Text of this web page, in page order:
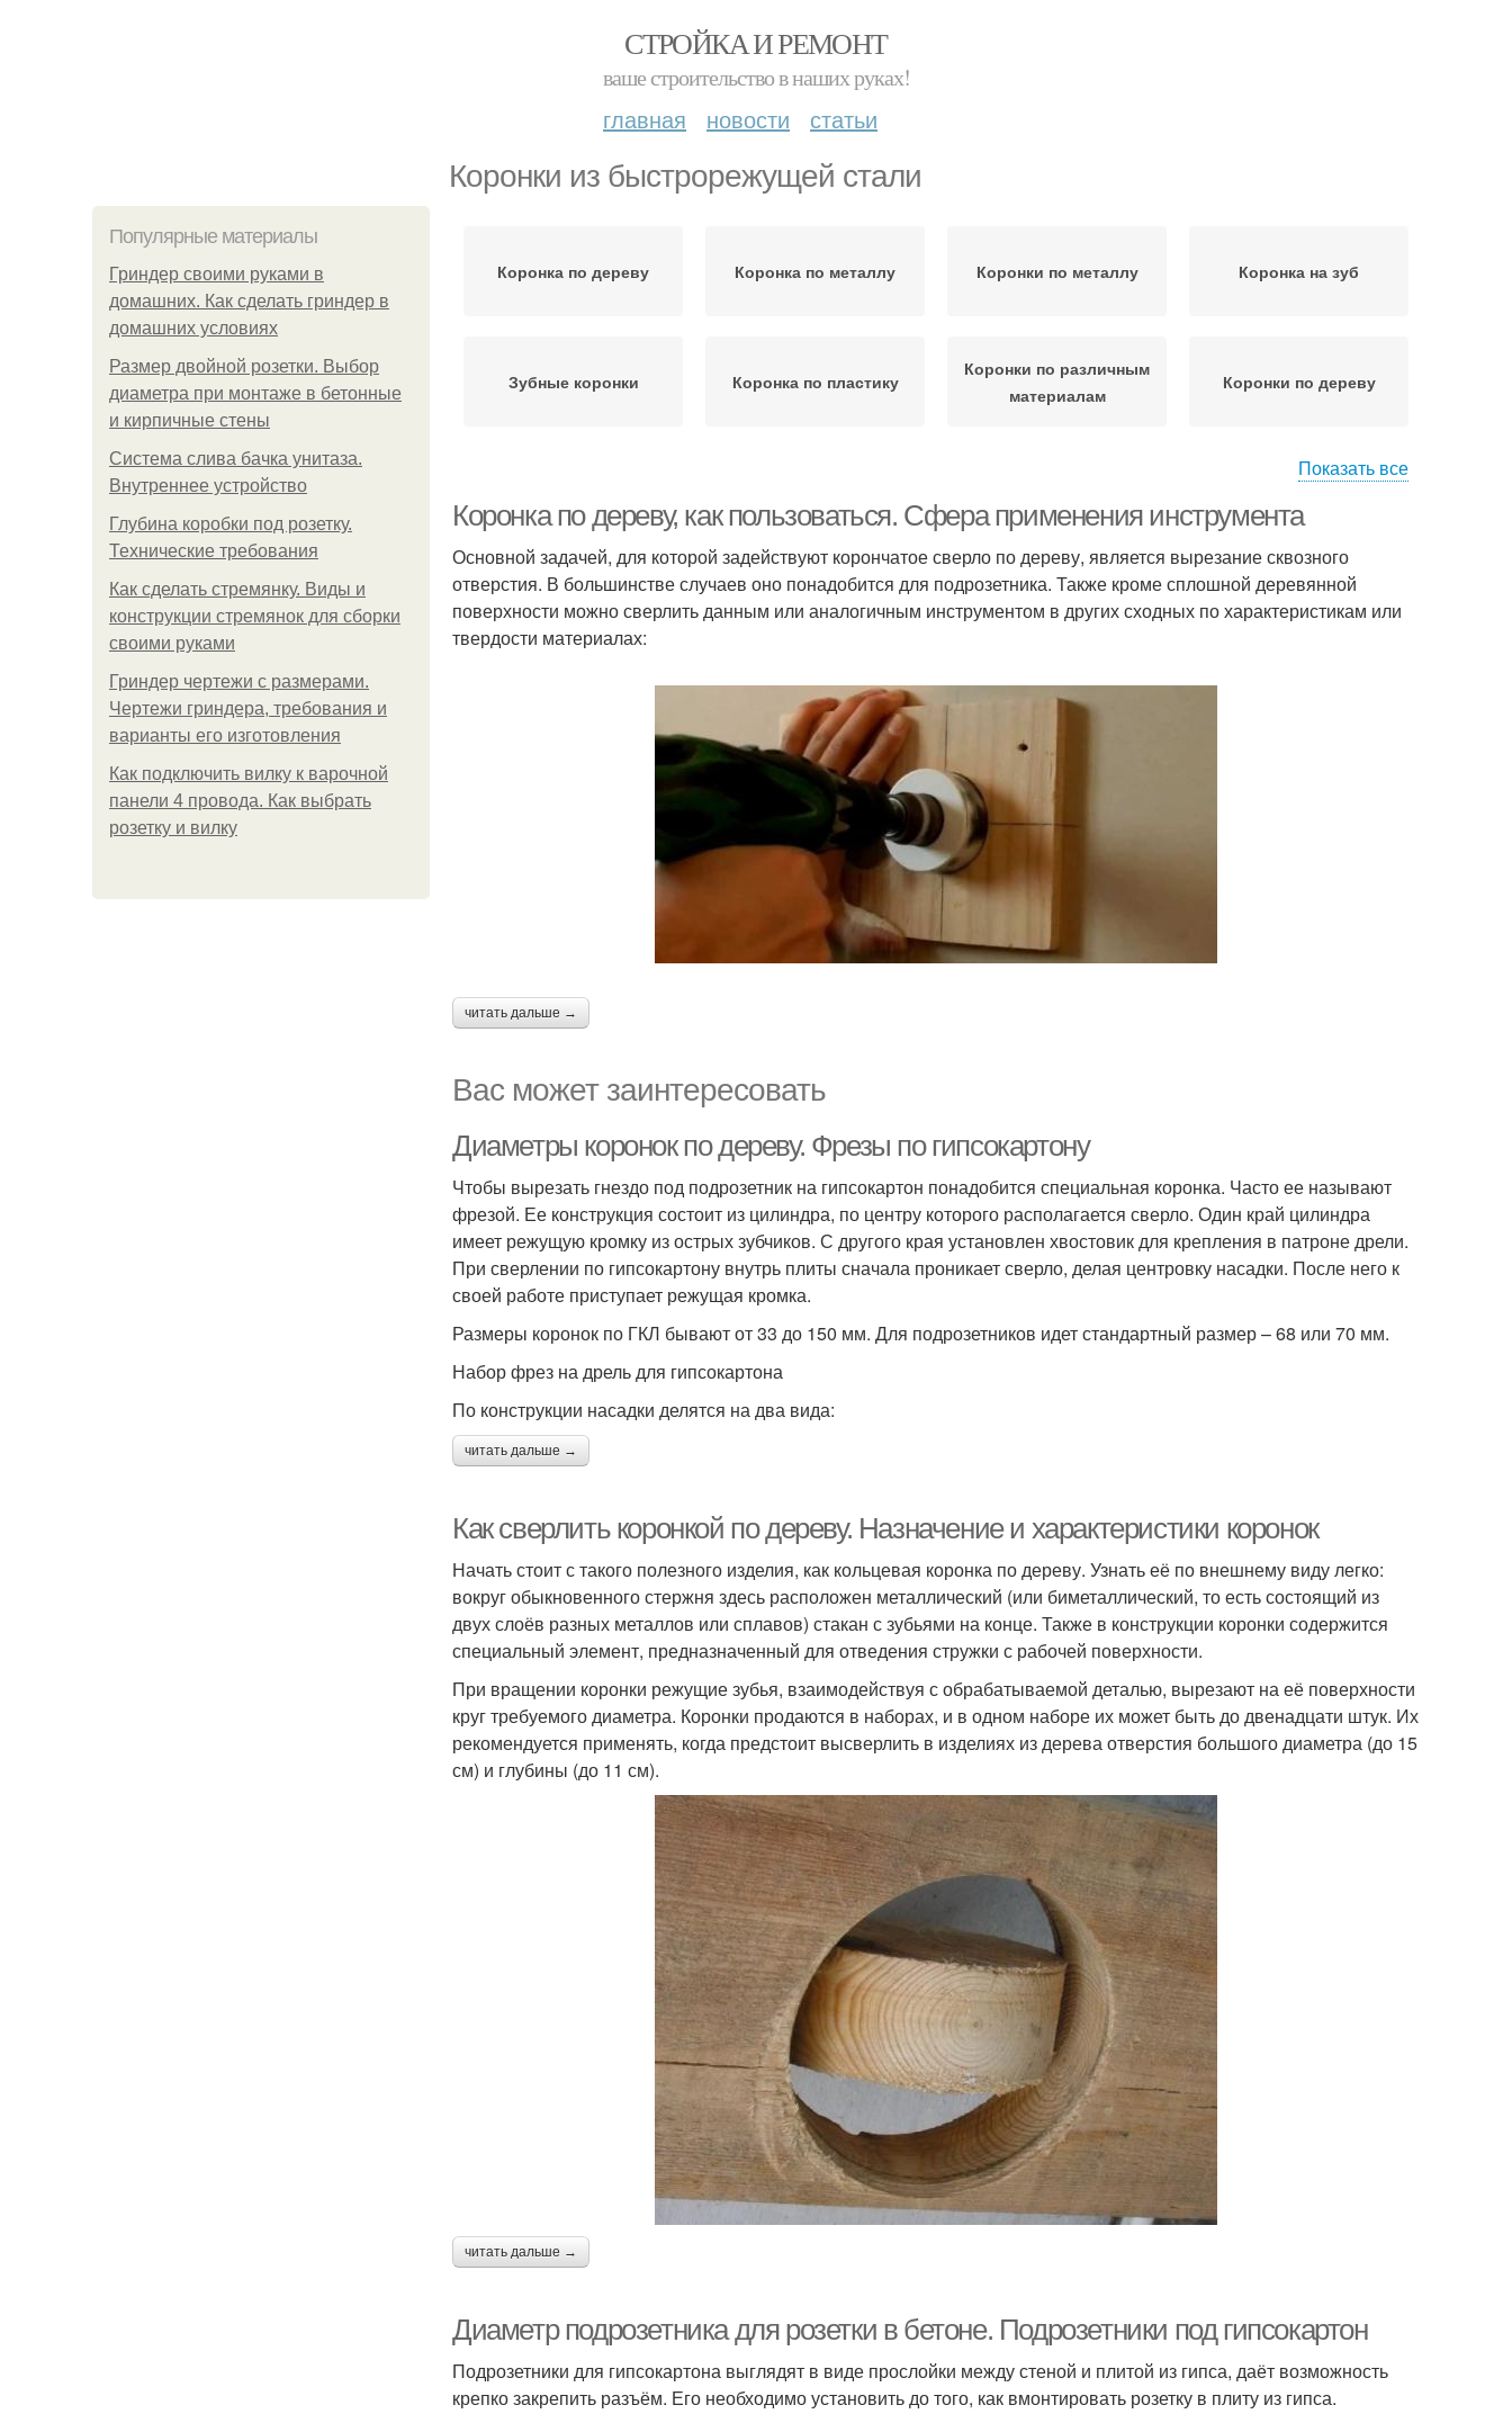
СТРОЙКА И РЕМОНТ
ваше строительство в наших руках!
главная новости статьи
Коронки из быстрорежущей стали
Популярные материалы
Гриндер своими руками в
домашних. Как сделать гриндер в
домашних условиях
Размер двойной розетки. Выбор
диаметра при монтаже в бетонные
и кирпичные стены
Система слива бачка унитаза.
Внутреннее устройство
Глубина коробки под розетку.
Технические требования
Как сделать стремянку. Виды и
конструкции стремянок для сборки
своими руками
Гриндер чертежи с размерами.
Чертежи гриндера, требования и
варианты его изготовления
Как подключить вилку к варочной
панели 4 провода. Как выбрать
розетку и вилку
Коронка по дереву Коронка по металлу Коронки по металлу Коронка на зуб
Зубные коронки Коронка по пластику
Коронки по различным
материалам
Коронки по дереву
напылением
напайками
Коронки для
перфоратора
Показать все
Коронка по дереву, как пользоваться. Сфера применения инструмента
Основной задачей, для которой задействуют корончатое сверло по дереву, является вырезание сквозного
отверстия. В большинстве случаев оно понадобится для подрозетника. Также кроме сплошной деревянной
поверхности можно сверлить данным или аналогичным инструментом в других сходных по характеристикам или
твердости материалах:
читать дальше →
Вас может заинтересовать
Диаметры коронок по дереву. Фрезы по гипсокартону
Чтобы вырезать гнездо под подрозетник на гипсокартон понадобится специальная коронка. Часто ее называют
фрезой. Ее конструкция состоит из цилиндра, по центру которого располагается сверло. Один край цилиндра
имеет режущую кромку из острых зубчиков. С другого края установлен хвостовик для крепления в патроне дрели.
При сверлении по гипсокартону внутрь плиты сначала проникает сверло, делая центровку насадки. После него к
своей работе приступает режущая кромка.
Размеры коронок по ГКЛ бывают от 33 до 150 мм. Для подрозетников идет стандартный размер – 68 или 70 мм.
Набор фрез на дрель для гипсокартона
По конструкции насадки делятся на два вида:
читать дальше →
Как сверлить коронкой по дереву. Назначение и характеристики коронок
Начать стоит с такого полезного изделия, как кольцевая коронка по дереву. Узнать её по внешнему виду легко:
вокруг обыкновенного стержня здесь расположен металлический (или биметаллический, то есть состоящий из
двух слоёв разных металлов или сплавов) стакан с зубьями на конце. Также в конструкции коронки содержится
специальный элемент, предназначенный для отведения стружки с рабочей поверхности.
При вращении коронки режущие зубья, взаимодействуя с обрабатываемой деталью, вырезают на её поверхности
круг требуемого диаметра. Коронки продаются в наборах, и в одном наборе их может быть до двенадцати штук. Их
рекомендуется применять, когда предстоит высверлить в изделиях из дерева отверстия большого диаметра (до 15
см) и глубины (до 11 см).
читать дальше →
Диаметр подрозетника для розетки в бетоне. Подрозетники под гипсокартон
Подрозетники для гипсокартона выглядят в виде прослойки между стеной и плитой из гипса, даёт возможность
крепко закрепить разъём. Его необходимо установить до того, как вмонтировать розетку в плиту из гипса.